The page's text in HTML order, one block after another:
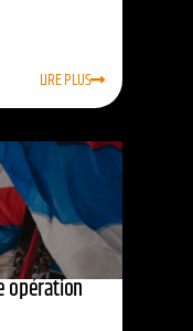
LIRE PLUS
opération